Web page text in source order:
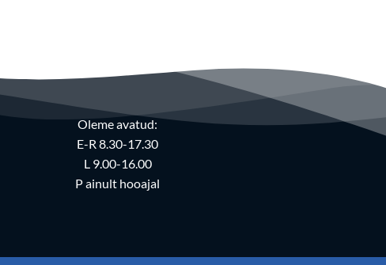
Oleme avatud:
E-R 8.30-17.30
L 9.00-16.00
P ainult hooajal